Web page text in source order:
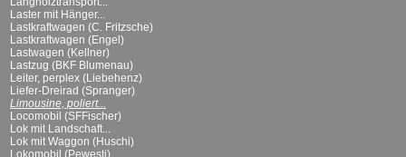
Laster mit Hänger...
Lastkraftwagen (C. Fritzsche)
Lastkraftwagen (Engel)
Lastwagen (Kellner)
Lastzug (BKF Blumenau)
Leiter, perplex (Liebehenz)
Liefer-Dreirad (Spranger)
Limousine, poliert...
Locomobil (SFFischer)
Lok mit Landschaft...
Lok mit Waggon (Huschi)
Lokomobil (Pewesti)